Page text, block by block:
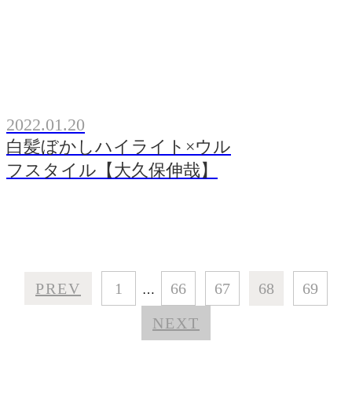
2022.01.20
白髪ぼかしハイライト×ウル
フスタイル【大久保伸哉】
PREV 1 … 66 67 68
69
NEXT